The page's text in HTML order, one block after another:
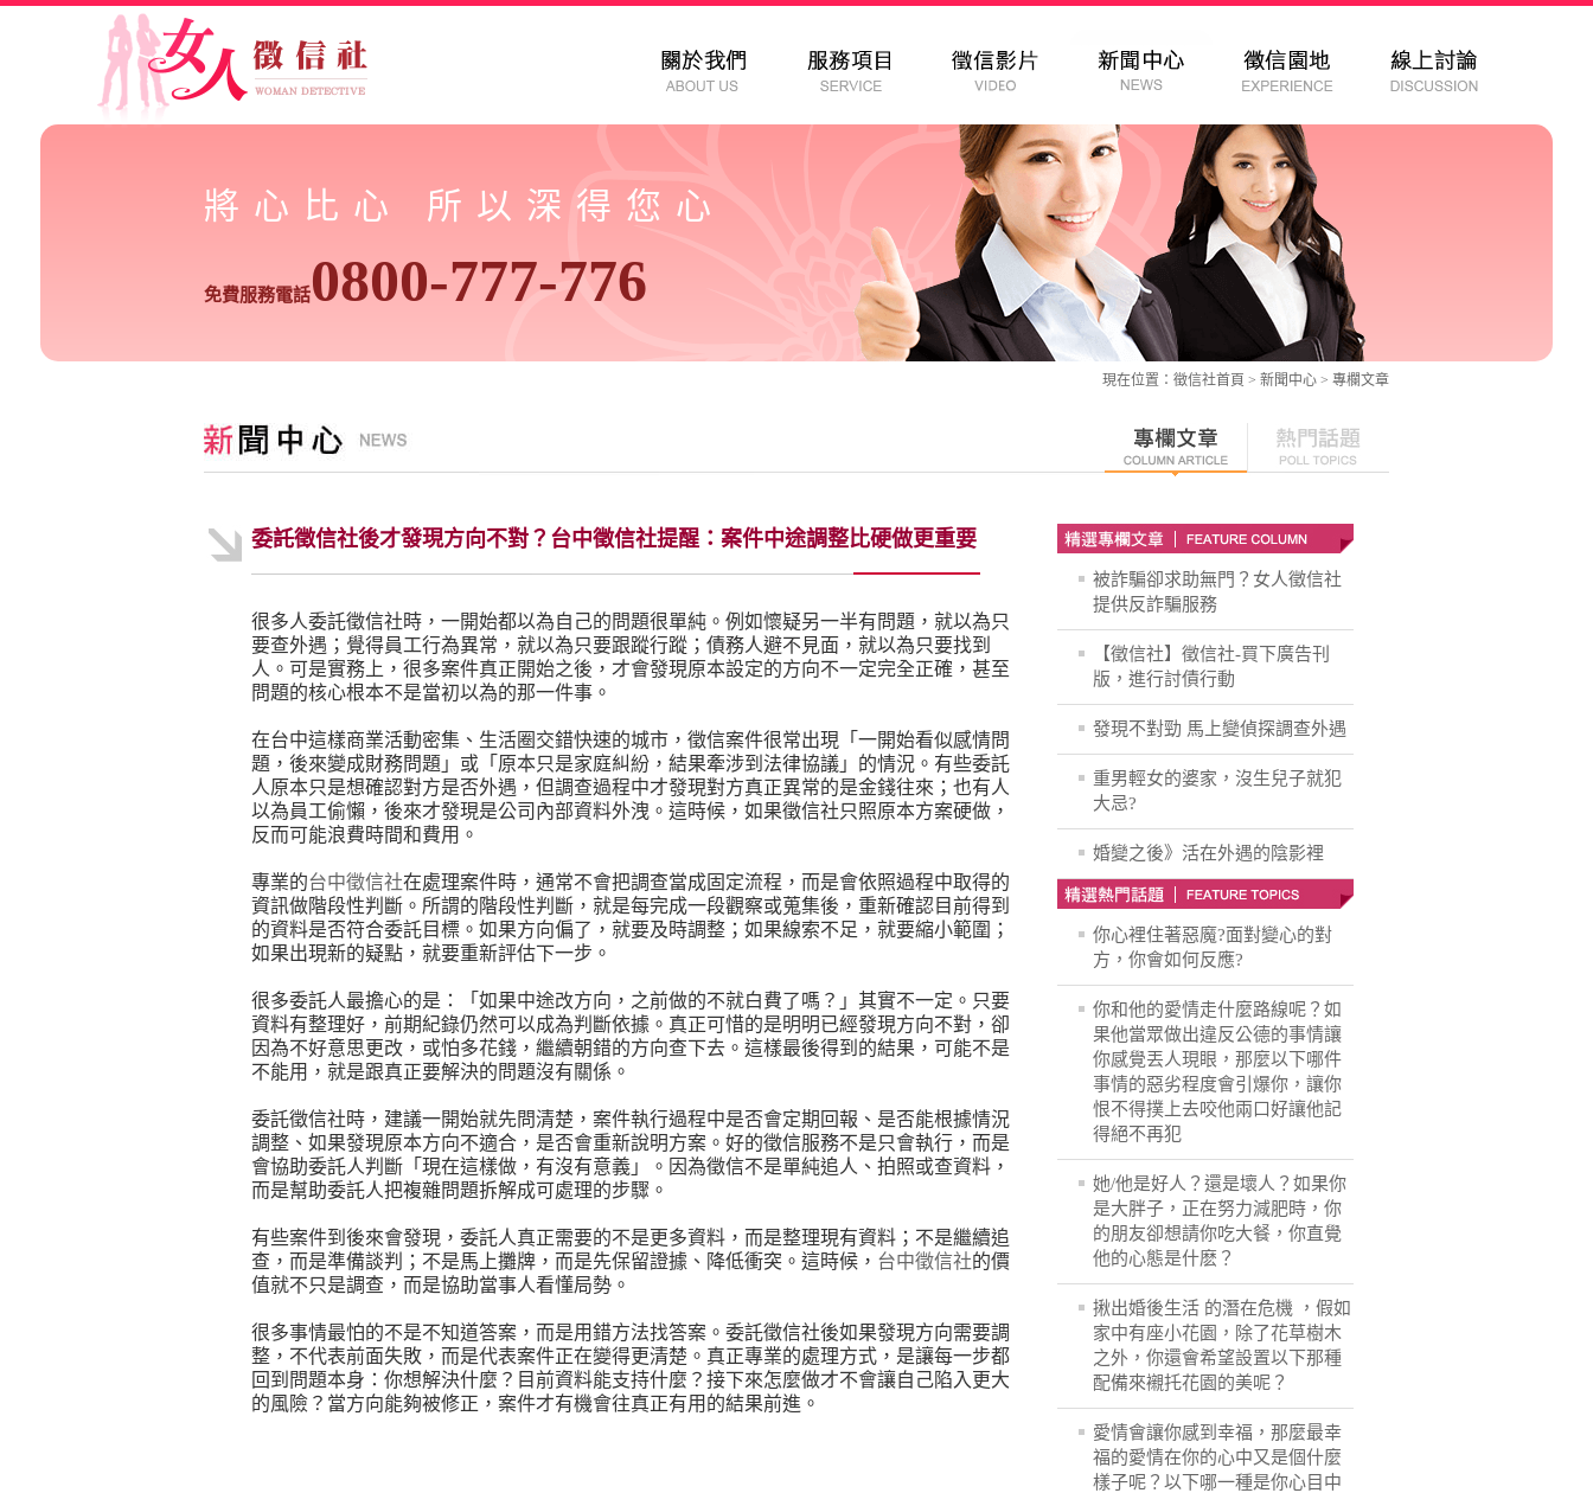
將心比心 所以深得您心
免費服務電話0800-777-776
現在位置： 徵信社首頁 > 新聞中心 > 專欄文章
委託徵信社後才發現方向不對？台中徵信社提醒：案件中途調整比硬做更重要
很多人委託徵信社時，一開始都以為自己的問題很單純。例如懷疑另一半有問題，就以為只
要查外遇；覺得員工行為異常，就以為只要跟蹤行蹤；債務人避不見面，就以為只要找到
人。可是實務上，很多案件真正開始之後，才會發現原本設定的方向不一定完全正確，甚至
問題的核心根本不是當初以為的那一件事。
在台中這樣商業活動密集、生活圈交錯快速的城市，徵信案件很常出現「一開始看似感情問
題，後來變成財務問題」或「原本只是家庭糾紛，結果牽涉到法律協議」的情況。有些委託
人原本只是想確認對方是否外遇，但調查過程中才發現對方真正異常的是金錢往來；也有人
以為員工偷懶，後來才發現是公司內部資料外洩。這時候，如果徵信社只照原本方案硬做，
反而可能浪費時間和費用。
專業的台中徵信社在處理案件時，通常不會把調查當成固定流程，而是會依照過程中取得的
資訊做階段性判斷。所謂的階段性判斷，就是每完成一段觀察或蒐集後，重新確認目前得到
的資料是否符合委託目標。如果方向偏了，就要及時調整；如果線索不足，就要縮小範圍；
如果出現新的疑點，就要重新評估下一步。
很多委託人最擔心的是：「如果中途改方向，之前做的不就白費了嗎？」其實不一定。只要
資料有整理好，前期紀錄仍然可以成為判斷依據。真正可惜的是明明已經發現方向不對，卻
因為不好意思更改，或怕多花錢，繼續朝錯的方向查下去。這樣最後得到的結果，可能不是
不能用，就是跟真正要解決的問題沒有關係。
委託徵信社時，建議一開始就先問清楚，案件執行過程中是否會定期回報、是否能根據情況
調整、如果發現原本方向不適合，是否會重新說明方案。好的徵信服務不是只會執行，而是
會協助委託人判斷「現在這樣做，有沒有意義」。因為徵信不是單純追人、拍照或查資料，
而是幫助委託人把複雜問題拆解成可處理的步驟。
有些案件到後來會發現，委託人真正需要的不是更多資料，而是整理現有資料；不是繼續追
查，而是準備談判；不是馬上攤牌，而是先保留證據、降低衝突。這時候， 台中徵信社的價
值就不只是調查，而是協助當事人看懂局勢。
很多事情最怕的不是不知道答案，而是用錯方法找答案。委託徵信社後如果發現方向需要調
整，不代表前面失敗，而是代表案件正在變得更清楚。真正專業的處理方式，是讓每一步都
回到問題本身：你想解決什麼？目前資料能支持什麼？接下來怎麼做才不會讓自己陷入更大
的風險？當方向能夠被修正，案件才有機會往真正有用的結果前進。
被詐騙卻求助無門？女人徵信社
提供反詐騙服務
【徵信社】徵信社-買下廣告刊
版，進行討債行動
發現不對勁 馬上變偵探調查外遇
重男輕女的婆家，沒生兒子就犯
大忌?
婚變之後》活在外遇的陰影裡
你心裡住著惡魔?面對變心的對
方，你會如何反應?
你和他的愛情走什麼路線呢？如
果他當眾做出違反公德的事情讓
你感覺丟人現眼，那麼以下哪件
事情的惡劣程度會引爆你，讓你
恨不得撲上去咬他兩口好讓他記
得絕不再犯
她/他是好人？還是壞人？如果你
是大胖子，正在努力減肥時，你
的朋友卻想請你吃大餐，你直覺
他的心態是什麽？
揪出婚後生活 的潛在危機 ，假如
家中有座小花園，除了花草樹木
之外，你還會希望設置以下那種
配備來襯托花園的美呢？
愛情會讓你感到幸福，那麼最幸
福的愛情在你的心中又是個什麼
樣子呢？以下哪一種是你心目中